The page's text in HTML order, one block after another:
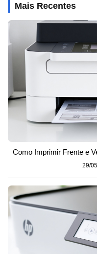
Mais Recentes
Como Imprimir Frente e
29/